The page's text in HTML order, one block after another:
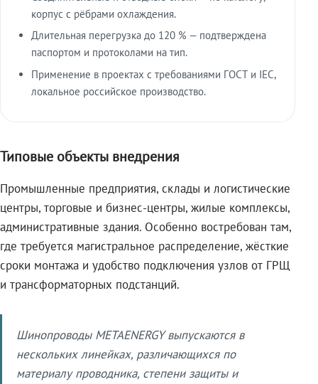
корпус с рёбрами охлаждения.
Длительная перегрузка до 120 % — подтверждена
паспортом и протоколами на тип.
Применение в проектах с требованиями ГОСТ и IEC,
локальное российское производство.
Типовые объекты внедрения
Промышленные предприятия, склады и логистические
центры, торговые и бизнес-центры, жилые комплексы,
административные здания. Особенно востребован там,
где требуется магистральное распределение, жёсткие
сроки монтажа и удобство подключения узлов от ГРЩ
и трансформаторных подстанций.
Шинопроводы METAENERGY выпускаются в
нескольких линейках, различающихся по
материалу проводника, степени защиты и